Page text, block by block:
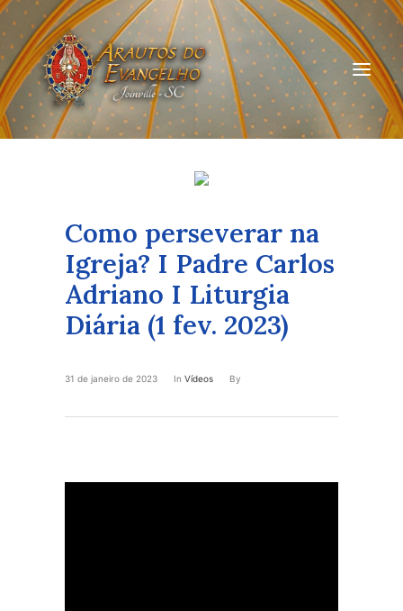
ARAUTOS JOINVILLE
CURSOS ON-LINE
DOAÇÃO
Como perseverar na
Igreja? I Padre Carlos
Adriano I Liturgia
Diária (1 fev. 2023)
31 de janeiro de 2023 In Vídeos By